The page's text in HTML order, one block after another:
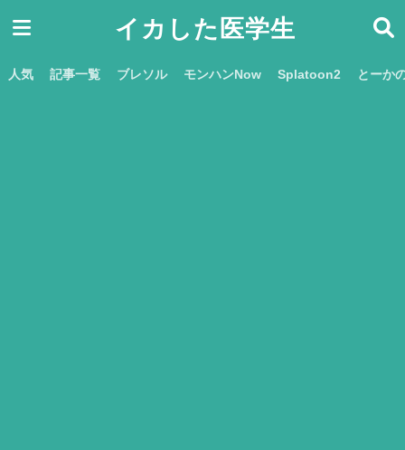
イカした医学生
人気 記事一覧 ブレソル モンハンNow Splatoon2 とーか